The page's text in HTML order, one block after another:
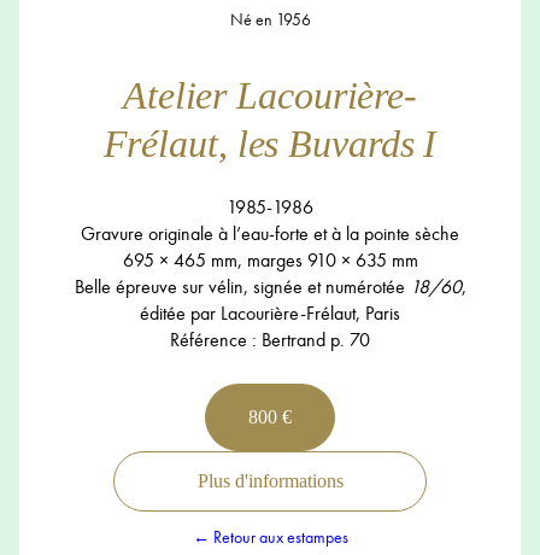
Né en 1956
Atelier Lacourière-
Frélaut, les Buvards I
1985-1986
Gravure originale à l’eau-forte et à la pointe sèche
695 × 465 mm, marges 910 × 635 mm
Belle épreuve sur vélin, signée et numérotée 18/60,
éditée par Lacourière-Frélaut, Paris
Référence : Bertrand p. 70
800 €
Plus d'informations
← Retour aux estampes